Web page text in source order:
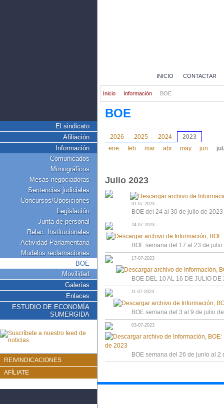
El sindicato
Afiliación
Información
Comunicados
Monográficos
Mesas negociadoras
Sentencias judiciales
Concursos/Oposiciones
Legislación
Junta de personal
Relac. Institucionales
Actividad Parlamentaria
Modelos reclamaciones
BOE
Movilidad
Galerías
Enlaces
ESTUDIO DE ECONOMÍA
SUMERGIDA
REIVINDICACIONES
AFÍLIATE
INICIO CONTACTAR
Inicio Información BOE
BOE
2026 2025 2024
2023
ene.
feb. mar. abr. may. jun. jul.
Julio 2023
31-07-2023
BOE del 24 al 30 de julio de 2023
24-07-2023
BOE semana del 17 al 23 de
17-07-2023
BOE DEL 10 AL 16 DE JULIO DE
11-07-2023
BOE semana del 3 al 9 de julio
03-07-2023
BOE semana del 26 de junio al 2